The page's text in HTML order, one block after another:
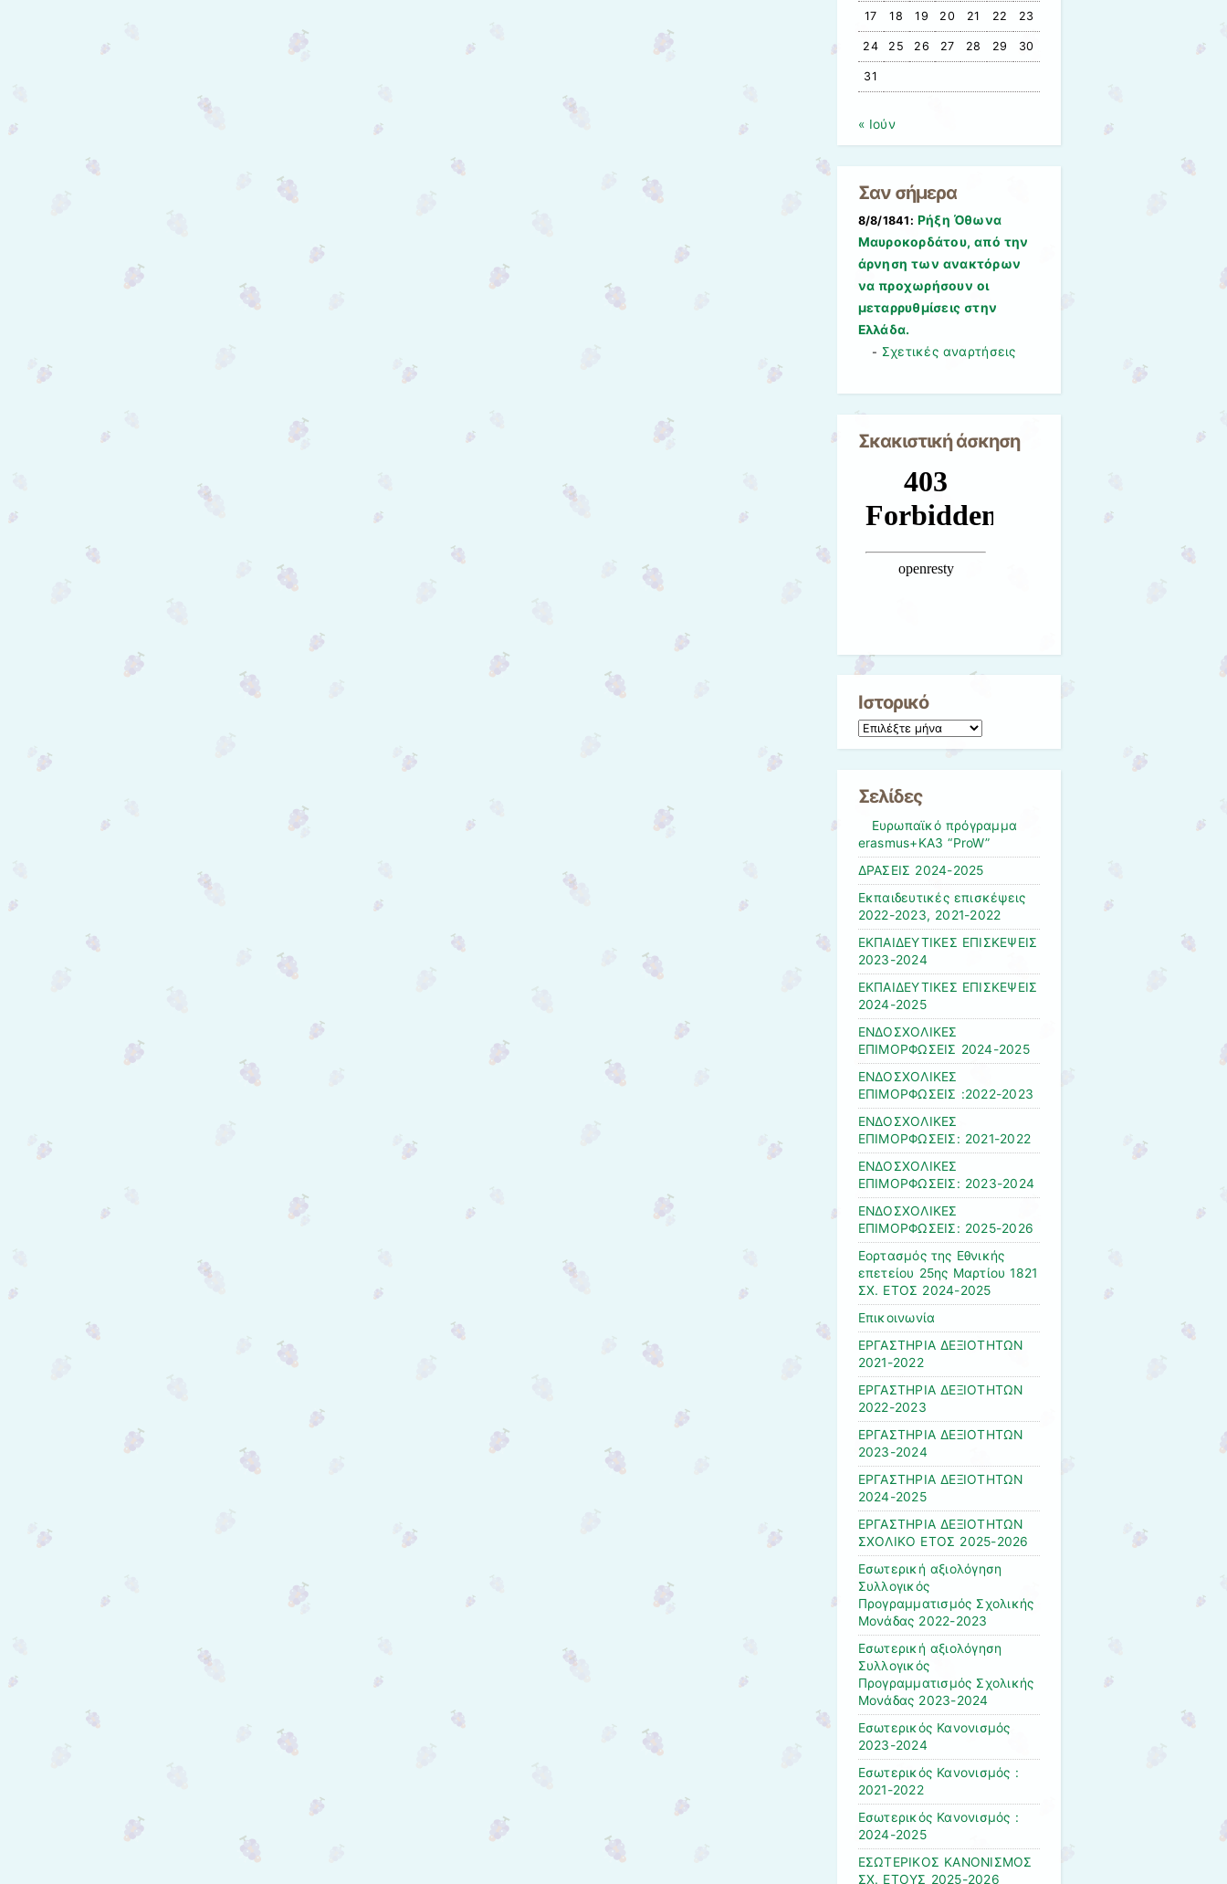
17 18 19 20 21 22 23
24 25 26 27 28 29 30
31
« Ιούν
Σαν σήμερα
8/8/1841: Ρήξη Όθωνα 
Μαυροκορδάτου, από την
άρνηση των ανακτόρων
να προχωρήσουν οι
μεταρρυθμίσεις στην
Ελλάδα.
- Σχετικές αναρτήσεις
Σκακιστική άσκηση
Ιστορικό
Ιστορικό
Σελίδες
Eυρωπαϊκό πρόγραμμα
erasmus+KA3 “ProW”
ΔΡΑΣΕΙΣ 2024-2025
Εκπαιδευτικές επισκέψεις
2022-2023, 2021-2022
ΕΚΠΑΙΔΕΥΤΙΚΕΣ ΕΠΙΣΚΕΨΕΙΣ
2023-2024
ΕΚΠΑΙΔΕΥΤΙΚΕΣ ΕΠΙΣΚΕΨΕΙΣ
2024-2025
ΕΝΔΟΣΧΟΛΙΚΕΣ
ΕΠΙΜΟΡΦΩΣΕΙΣ 2024-2025
ΕΝΔΟΣΧΟΛΙΚΕΣ
ΕΠΙΜΟΡΦΩΣΕΙΣ :2022-2023
ΕΝΔΟΣΧΟΛΙΚΕΣ
ΕΠΙΜΟΡΦΩΣΕΙΣ: 2021-2022
ΕΝΔΟΣΧΟΛΙΚΕΣ
ΕΠΙΜΟΡΦΩΣΕΙΣ: 2023-2024
ΕΝΔΟΣΧΟΛΙΚΕΣ
ΕΠΙΜΟΡΦΩΣΕΙΣ: 2025-2026
Εορτασμός της Εθνικής
επετείου 25ης Μαρτίου 1821
ΣΧ. ΕΤΟΣ 2024-2025
Επικοινωνία
ΕΡΓΑΣΤΗΡΙΑ ΔΕΞΙΟΤΗΤΩΝ
2021-2022
ΕΡΓΑΣΤΗΡΙΑ ΔΕΞΙΟΤΗΤΩΝ
2022-2023
ΕΡΓΑΣΤΗΡΙΑ ΔΕΞΙΟΤΗΤΩΝ
2023-2024
ΕΡΓΑΣΤΗΡΙΑ ΔΕΞΙΟΤΗΤΩΝ
2024-2025
ΕΡΓΑΣΤΗΡΙΑ ΔΕΞΙΟΤΗΤΩΝ
ΣΧΟΛΙΚΟ ΕΤΟΣ 2025-2026
Εσωτερική αξιολόγηση
Συλλογικός
Προγραμματισμός Σχολικής
Μονάδας 2022-2023
Εσωτερική αξιολόγηση
Συλλογικός
Προγραμματισμός Σχολικής
Μονάδας 2023-2024
Εσωτερικός Κανονισμός
2023-2024
Εσωτερικός Κανονισμός :
2021-2022
Εσωτερικός Κανονισμός :
2024-2025
ΕΣΩΤΕΡΙΚΟΣ ΚΑΝΟΝΙΣΜΟΣ
ΣΧ. ΕΤΟΥΣ 2025-2026